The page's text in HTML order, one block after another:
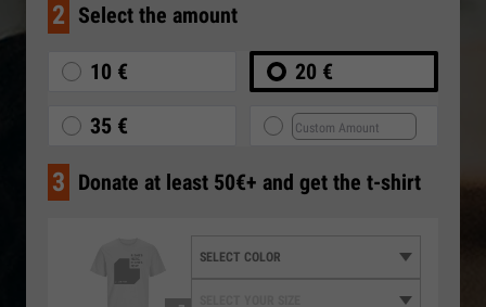
2 Select the amount
10 € 20 €
35 €
3 Donate at least 50€+ and get the t-shirt